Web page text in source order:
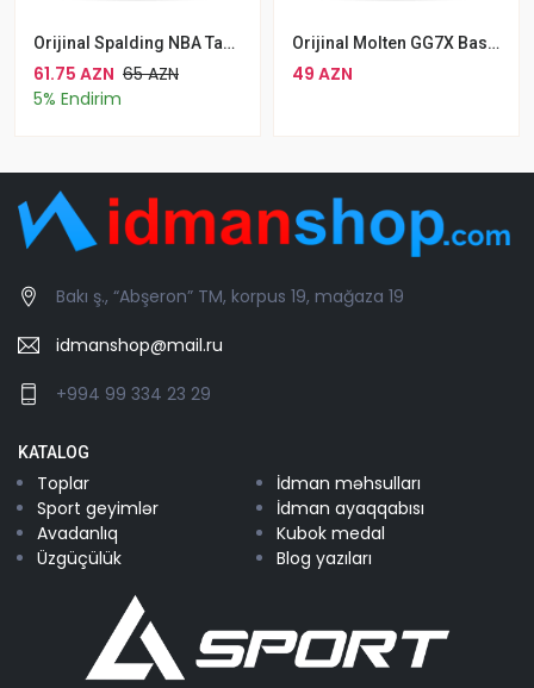
Orijinal Spalding NBA Tack-Soft Kompozit Basketbol Topu Dəri Üzlükli Peşəkar Basketbol Topu Ölçüsü 7
61.75 AZN 65 AZN
5% Endirim
Orijinal Molten GG7X Basketbol Topu Rəsmi FİBA Təstiqli 7 Ölçülü Peşəkar Basketboll Topu
49 AZN
Bakı ş., “Abşeron” TM, korpus 19, mağaza 19
idmanshop@mail.ru
+994 99 334 23 29
KATALOG
Toplar
İdman məhsulları
Sport geyimlər
İdman ayaqqabısı
Avadanlıq
Kubok medal
Üzgüçülük
Blog yazıları